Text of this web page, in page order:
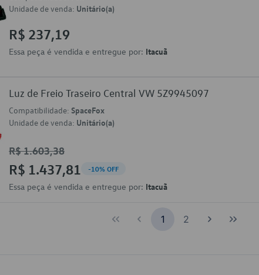
Unidade de venda: Unitário(a)
R$ 237,19
Essa peça é vendida e entregue por: Itacuã
Luz de Freio Traseiro Central VW 5Z9945097
Compatibilidade: SpaceFox
Unidade de venda: Unitário(a)
R$ 1.603,38
R$ 1.437,81 -10% OFF
Essa peça é vendida e entregue por: Itacuã
1 2